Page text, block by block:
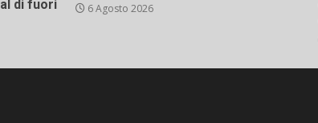
di fuori
6 Agosto 2026